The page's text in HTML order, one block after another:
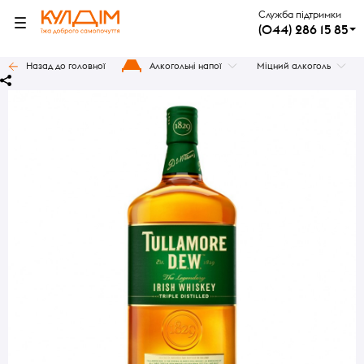
Служба підтримки
(044) 286 15 85
Назад до головної Алкогольні напої Міцний алкоголь